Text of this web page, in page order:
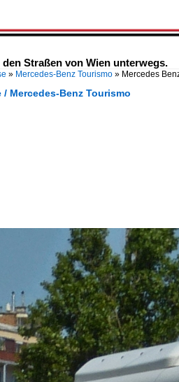
Straßen von Wien unterwegs.
» Mercedes-Benz Tourismo » Mercedes
Mercedes-Benz Tourismo